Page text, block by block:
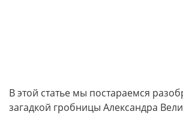
В этой статье мы постараемся
загадкой гробницы Александра